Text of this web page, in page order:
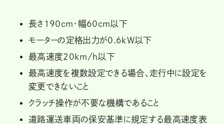
長さ190cm・幅60cm以下
モーターの定格出力が0.6kW以下
最高速度20km/h以下
最高速度を複数設定できる場合、走行中に設定を
変更できないこと
クラッチ操作が不要な機構であること
道路運送車両の保安基準に規定する最高速度表